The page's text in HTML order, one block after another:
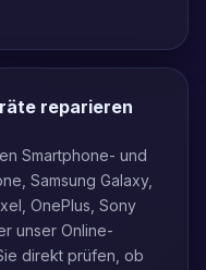
reparieren
Smartphone- und
Samsung Galaxy,
OnePlus, Sony
unser Online-
direkt prüfen, ob